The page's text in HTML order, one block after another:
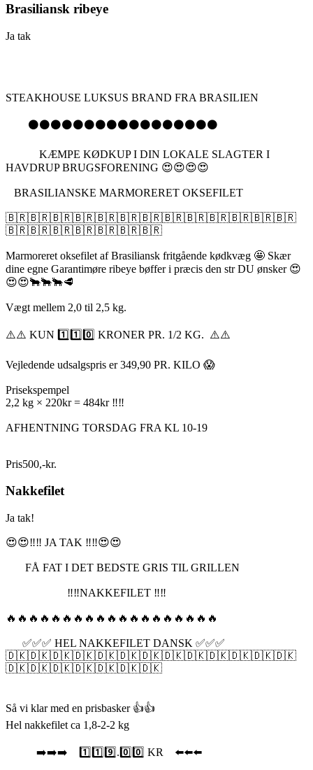
Brasiliansk ribeye
Ja tak
STEAKHOUSE LUKSUS BRAND FRA BRASILIEN
⚫️⚫️⚫️⚫️⚫️⚫️⚫️⚫️⚫️⚫️⚫️⚫️⚫️⚫️⚫️⚫️⚫️
KÆMPE KØDKUP I DIN LOKALE SLAGTER I
HAVDRUP BRUGSFORENING 😍😍😍😍
BRASILIANSKE MARMORERET OKSEFILET
🇧🇷🇧🇷🇧🇷🇧🇷🇧🇷🇧🇷🇧🇷🇧🇷🇧🇷🇧🇷🇧🇷🇧🇷🇧🇷
🇧🇷🇧🇷🇧🇷🇧🇷🇧🇷🇧🇷🇧🇷
Marmoreret oksefilet af Brasiliansk fritgående kødkvæg 🤩 Skær
dine egne Garantimøre ribeye bøffer i præcis den str DU ønsker 😍
😍😍🐂🐂🐂🥩
Vægt mellem 2,0 til 2,5 kg.
⚠️⚠️ KUN 1️⃣1️⃣0️⃣ KRONER PR. 1/2 KG. ⚠️⚠️
Vejledende udsalgspris er 349,90 PR. KILO 😱
Prisekspempel
2,2 kg × 220kr = 484kr ‼️‼️
AFHENTNING TORSDAG FRA KL 10-19
Pris500,-kr.
Nakkefilet
Ja tak!
😍😍‼️‼️ JA TAK ‼️‼️😍😍
FÅ FAT I DET BEDSTE GRIS TIL GRILLEN
‼️‼️NAKKEFILET ‼️‼️
🔥🔥🔥🔥🔥🔥🔥🔥🔥🔥🔥🔥🔥🔥🔥🔥🔥🔥🔥
✅✅✅ HEL NAKKEFILET DANSK ✅✅✅
🇩🇰🇩🇰🇩🇰🇩🇰🇩🇰🇩🇰🇩🇰🇩🇰🇩🇰🇩🇰🇩🇰🇩🇰🇩🇰
🇩🇰🇩🇰🇩🇰🇩🇰🇩🇰🇩🇰🇩🇰
Så vi klar med en prisbasker 👍👍
Hel nakkefilet ca 1,8-2-2 kg
➡️➡️➡️ 1️⃣1️⃣9️⃣.0️⃣0️⃣ KR ⬅️⬅️⬅️